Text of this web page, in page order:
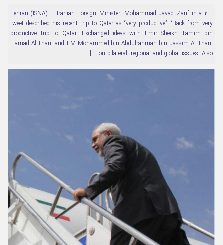
مرا به خاطر بسپار
۲ Tehran (ISNA) – Iranian Foreign Minister, Mohammad Javad Zarif in a
tweet described his recent trip to Qatar as “very productive”. “Back from very
productive trip to Qatar. Exchanged ideas with Emir Sheikh Tamim bin
Hamad Al-Thani and FM Mohammed bin Abdulrahman bin Jassim Al Thani
on bilateral, regional and global issues. Also […]